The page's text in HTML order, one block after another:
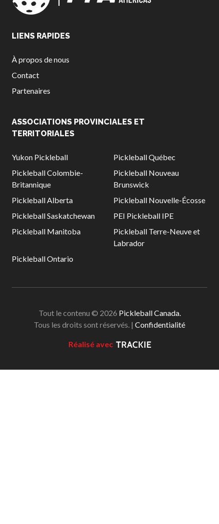
LIENS RAPIDES
À propos de nous
Contact
Partenaires
ASSOCIATIONS PROVINCIALES ET
TERRITORIALES
Yukon Pickleball
Pickleball Québec
Pickleball Colombie-
Britannique
Pickleball Nouveau
Brunswick
Pickleball Alberta
Pickleball Nouvelle-Écosse
Pickleball Saskatchewan
PEI Pickleball IPE
Pickleball Manitoba
Pickleball Terre-Neuve et
Labrador
Pickleball Ontario
Tout le contenu © 2026 Pickleball Canada.
Tous les droits sont réservés. | Confidentialité
Réalisé avec